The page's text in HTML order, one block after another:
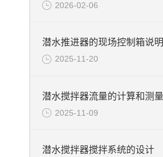
2026-02-06
潜水推进器的现场控制箱说明
2025-11-20
2025-11-09
潜水搅拌器搅拌系统的设计